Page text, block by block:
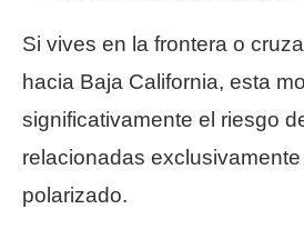
Si vives en la frontera o
hacia Baja California, esta
significativamente el riesgo
relacionadas
polarizado.